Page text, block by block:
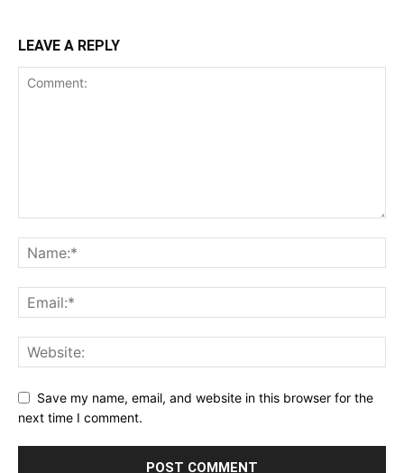
LEAVE A REPLY
Save my name, email, and website in this browser for the
next time I comment.